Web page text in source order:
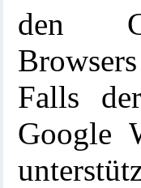
den
Falls
Google